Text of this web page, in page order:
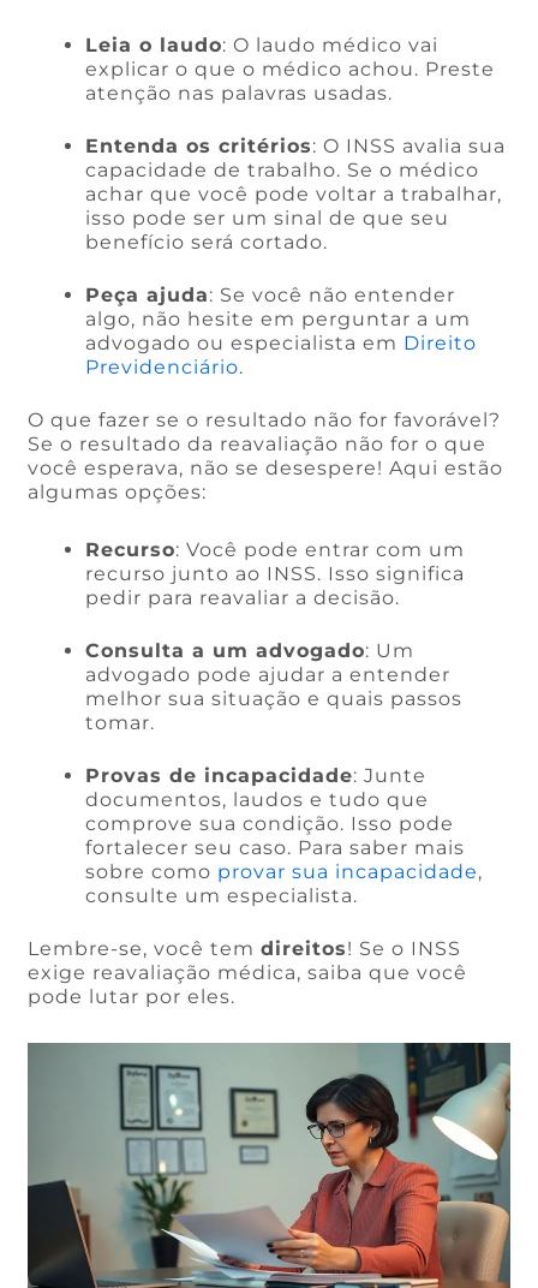
Leia o laudo: O laudo médico vai
explicar o que o médico achou. Preste
atenção nas palavras usadas.
Entenda os critérios: O INSS avalia sua
capacidade de trabalho. Se o médico
achar que você pode voltar a trabalhar,
isso pode ser um sinal de que seu
benefício será cortado.
Peça ajuda: Se você não entender
algo, não hesite em perguntar a um
advogado ou especialista em Direito
Previdenciário.
O que fazer se o resultado não for favorável?
Se o resultado da reavaliação não for o que
você esperava, não se desespere! Aqui estão
algumas opções:
Recurso: Você pode entrar com um
recurso junto ao INSS. Isso significa
pedir para reavaliar a decisão.
Consulta a um advogado: Um
advogado pode ajudar a entender
melhor sua situação e quais passos
tomar.
Provas de incapacidade: Junte
documentos, laudos e tudo que
comprove sua condição. Isso pode
fortalecer seu caso. Para saber mais
sobre como provar sua incapacidade,
consulte um especialista.
Lembre-se, você temdireitos! Se o INSS
exige reavaliação médica, saiba que você
pode lutar por eles.